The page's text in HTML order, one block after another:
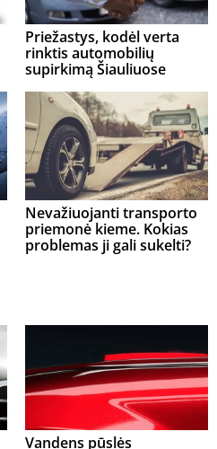
Priežastys, kodėl verta
rinktis automobilių
supirkimą Šiauliuose
Nevažiuojanti transporto
priemonė kieme. Kokias
problemas ji gali sukelti?
Vandens pūslės